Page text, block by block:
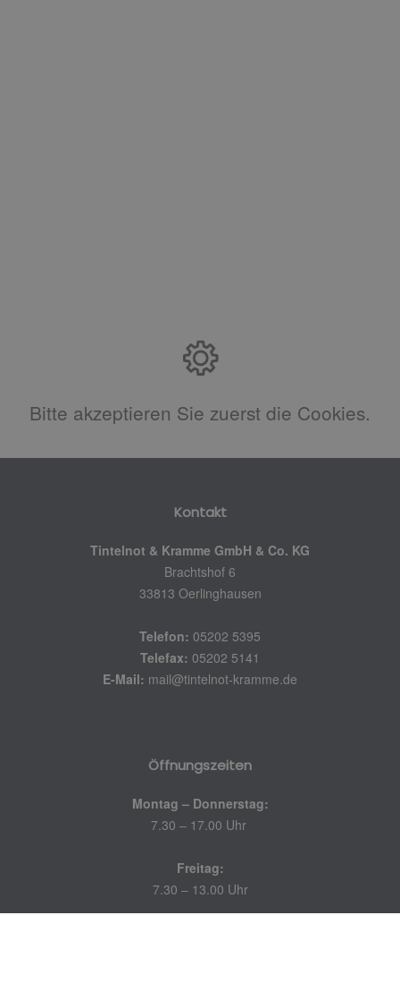
Bitte akzeptieren Sie zuerst die Cookies.
Kontakt
Tintelnot & Kramme GmbH & Co. KG
Brachtshof 6
33813 Oerlinghausen
Telefon: 05202 5395
Telefax: 05202 5141
E-Mail: mail@tintelnot-kramme.de
Öffnungszeiten
Montag – Donnerstag:
7.30 – 17.00 Uhr
Freitag:
7.30 – 13.00 Uhr